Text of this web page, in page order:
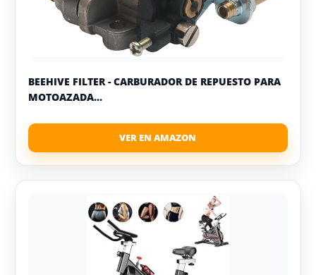
BEEHIVE FILTER - CARBURADOR DE REPUESTO PARA
MOTOAZADA...